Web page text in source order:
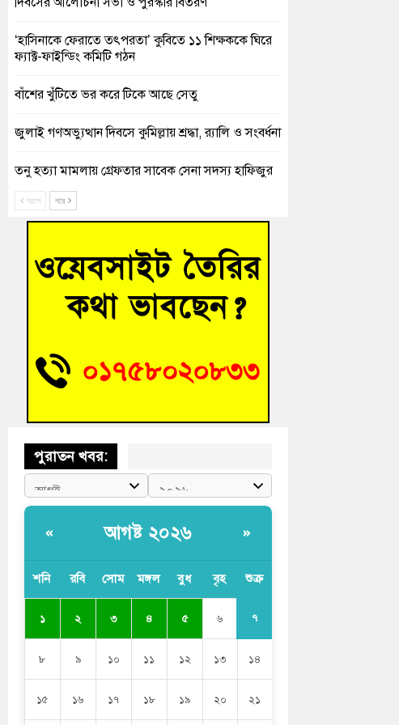
‘হাসিনাকে ফেরাতে তৎপরতা’ কুবিতে ১১ শিক্ষককে ঘিরে
ফ্যাক্ট-ফাইন্ডিং কমিটি গঠন
বাঁশের খুঁটিতে ভর করে টিকে আছে সেতু
জুলাই গণঅভ্যুত্থান দিবসে কুমিল্লায় শ্রদ্ধা, র‍্যালি ও সংবর্ধনা
তনু হত্যা মামলায় গ্রেফতার সাবেক সেনা সদস্য হাফিজুর
রহমান হাইকোর্টের জামিনে মুক্ত
আহত শিক্ষার্থীদের দেখতে গিয়ে মেডিকেলের ক্যান্টিনে
হোমনায় বিধবা নারীর জমি দখল ও জীবননাশের হুমকির
উদ্যোগ; ৯ সদস্যের কমিটি গঠন
বুড়িচংয়ে জুলাই গণঅভ্যুত্থান দিবস উদযাপন উপলক্ষে
আগে পরে
পুরাতন খবর:
« আগষ্ট ২০২৬ »
শনি রবি সোম মঙ্গল বুধ বৃহ শুক্র
১ ২ ৩ ৪ ৫ ৬ ৭
৮ ৯ ১০ ১১ ১২ ১৩ ১৪
১৫ ১৬ ১৭ ১৮ ১৯ ২০ ২১